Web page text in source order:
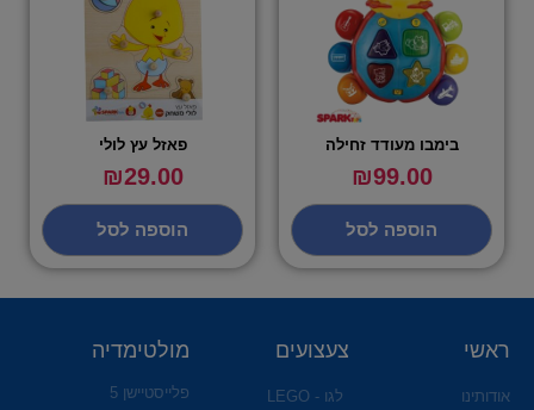
בימבו מעודד זחילה
₪99.00
הוספה לסל
פאזל עץ לולי
₪29.00
הוספה לסל
ראשי
אודותינו
צעצועים
לגו - LEGO
מולטימדיה
פלייסטיישן 5